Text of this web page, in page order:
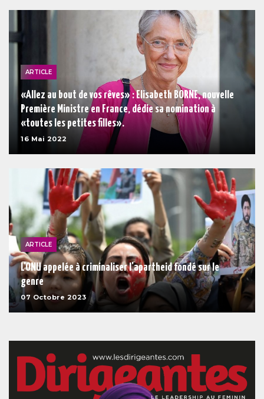
ARTICLE
«Allez au bout de vos rêves» : Elisabeth BORNE, nouvelle
Première Ministre en France, dédie sa nomination à
«toutes les petites filles».
16 Mai 2022
ARTICLE
L'ONU appelée à criminaliser l'apartheid fondé sur le
genre
07 Octobre 2023